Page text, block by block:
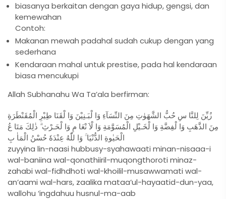
biasanya berkaitan dengan gaya hidup, gengsi, dan
kemewahan
Contoh:
Makanan mewah padahal sudah cukup dengan yang
sederhana
Kendaraan mahal untuk prestise, pada hal kendaraan
biasa mencukupi
Allah Subhanahu Wa Ta’ala berfirman:
زُيِّنَ لِلنَّا سِ حُبُّ الشَّهَوٰتِ مِنَ النِّسَآءِ وَا لْبَـنِيْنَ وَا لْقَنَا طِيْرِ الْمُقَنْطَرَةِ
مِنَ الذَّهَبِ وَا لْفِضَّةِ وَا لْخَـيْلِ الْمُسَوَّمَةِ وَا لْاَ نْعَا مِ وَا لْحَـرْثِ ۗ ذٰلِكَ مَتَا عُ
الْحَيٰوةِ الدُّنْيَا ۚ وَا للّٰهُ عِنْدَهٗ حُسْنُ الْمَاٰ بِ
zuyyina lin-naasi hubbusy-syahawaati minan-nisaaa-i
wal-baniina wal-qonathiiril-muqongthoroti minaz-
zahabi wal-fidhdhoti wal-khoilil-musawwamati wal-
an’aami wal-hars, zaalika mataa’ul-hayaatid-dun-yaa,
wallohu ‘ingdahuu husnul-ma-aab